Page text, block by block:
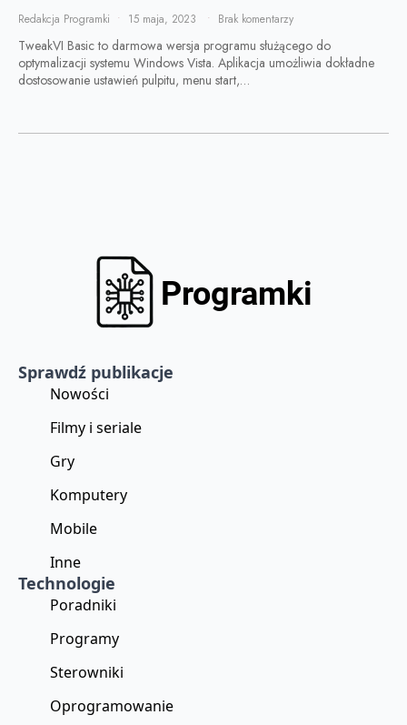
Redakcja Programki 15 maja, 2023 Brak komentarzy
TweakVI Basic to darmowa wersja programu służącego do
optymalizacji systemu Windows Vista. Aplikacja umożliwia dokładne
dostosowanie ustawień pulpitu, menu start,…
Sprawdź publikacje
Nowości
Filmy i seriale
Gry
Komputery
Mobile
Inne
Technologie
Poradniki
Programy
Sterowniki
Oprogramowanie